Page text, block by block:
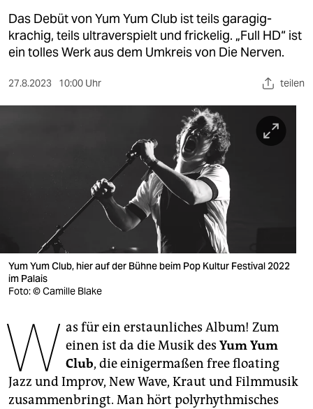
kultur
sport
nord
veranstaltungen
fragen & hilfe
abo
genossenschaft
epaper login
Das Debüt von Yum Yum Club ist teils garagig-
krachig, teils ultraverspielt und frickelig. „Full HD“ ist
ein tolles Werk aus dem Umkreis von Die Nerven.
27.8.2023 10:00 Uhr teilen
Yum Yum Club, hier auf der Bühne beim Pop Kultur Festival 2022
im Palais
Foto: © Camille Blake
W as für ein erstaunliches Album! Zum
einen ist da die Musik des Yum Yum
Club, die einigermaßen free floating
Jazz und Improv, New Wave, Kraut und Filmmusik
zusammenbringt. Man hört polyrhythmisches